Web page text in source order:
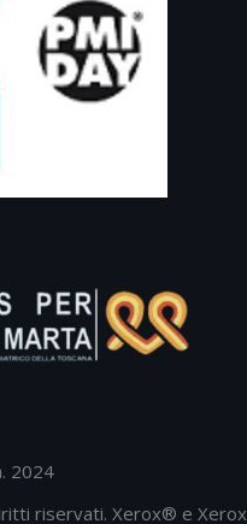
2024
riservati. Xerox® e Xerox